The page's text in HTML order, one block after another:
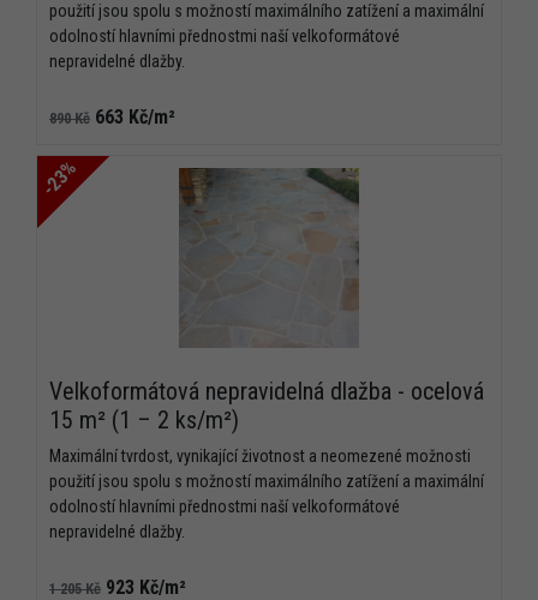
použití jsou spolu s možností maximálního zatížení a maximální
odolností hlavními přednostmi naší velkoformátové
nepravidelné dlažby.
890 Kč 663 Kč/m²
-23%
Velkoformátová nepravidelná dlažba - ocelová
15 m² (1 – 2 ks/m²)
Maximální tvrdost, vynikající životnost a neomezené možnosti
použití jsou spolu s možností maximálního zatížení a maximální
odolností hlavními přednostmi naší velkoformátové
nepravidelné dlažby.
1 205 Kč 923 Kč/m²